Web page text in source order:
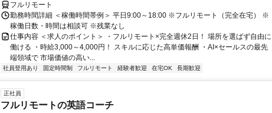
フルリモート
勤務時間詳細 ＜稼働時間帯例＞ 平日9:00～18:00 ※フルリモート（完全在宅） ※
稼働日数・時間は相談可 ※残業なし
仕事内容 ＜求人のポイント＞ ・フルリモート×完全週休2日！ 場所を選ばず自由に
働ける ・時給3,000～4,000円！ スキルに応じた高単価報酬 ・AI×セールスの最先
端領域で 市場価値の高い...
社員登用あり 固定時間制 フルリモート 経験者歓迎 在宅OK 長期歓迎
正社員
フルリモートの英語コーチ